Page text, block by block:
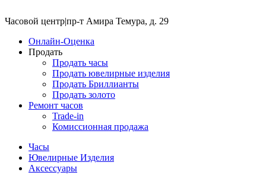
Часовой центр|пр-т Амира Темура, д. 29
Онлайн-Оценка
Продать
Продать часы
Продать ювелирные изделия
Продать Бриллианты
Продать золото
Ремонт часов
Trade-in
Комиссионная продажа
Часы
Ювелирные Изделия
Аксессуары